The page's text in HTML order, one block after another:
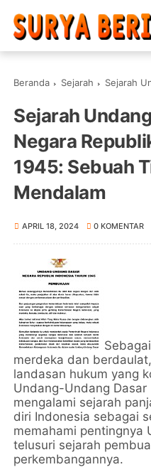
Beranda Sejarah Sejarah Undang-
Sejarah
Negara
1945: Sebuah
Mendalam
APRIL 18, 2024 0 KOMENTAR
merdeka dan
landasan hukum yang
Undang-Undang Dasar
mengalami sejarah
diri Indonesia sebagai
memahami pentingnya
telusuri sejarah
perkembangannya.